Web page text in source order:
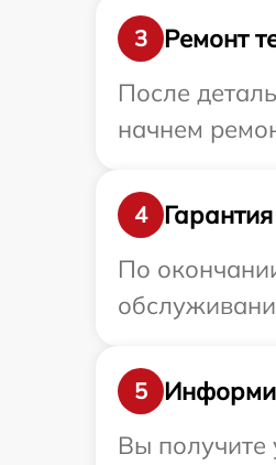
3
Ремонт
После
начнем
4
Гарантия
По
5
Вы получите